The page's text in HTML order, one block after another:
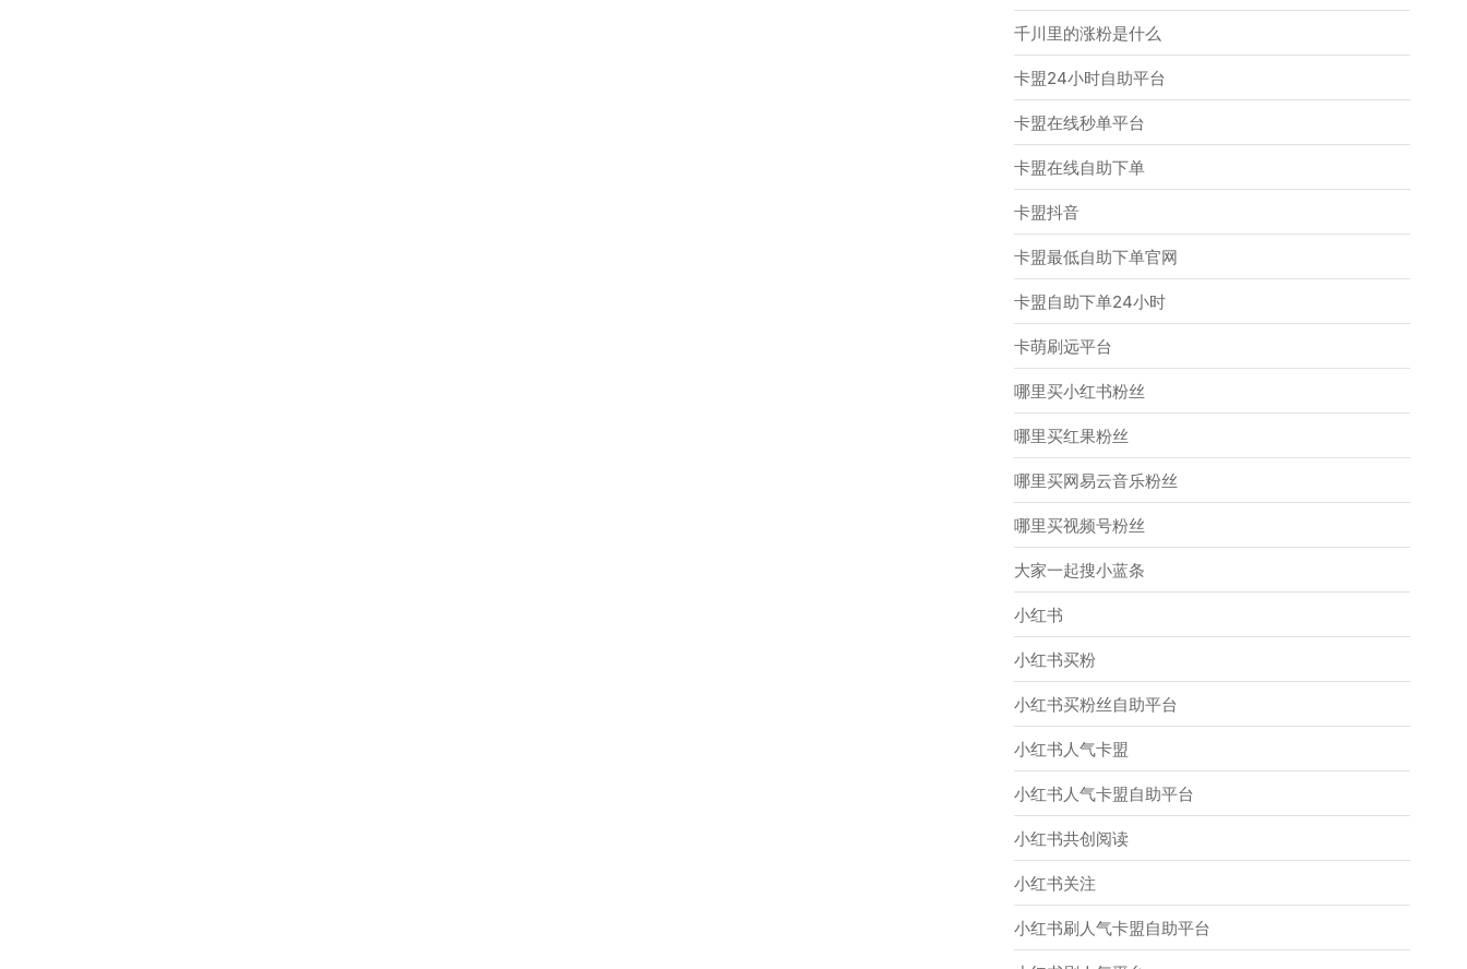
千川里的涨粉是什么
卡盟24小时自助平台
卡盟在线秒单平台
卡盟在线自助下单
卡盟抖音
卡盟最低自助下单官网
卡盟自助下单24小时
卡萌刷远平台
哪里买小红书粉丝
哪里买红果粉丝
哪里买网易云音乐粉丝
哪里买视频号粉丝
大家一起搜小蓝条
小红书
小红书买粉
小红书买粉丝自助平台
小红书人气卡盟
小红书人气卡盟自助平台
小红书共创阅读
小红书关注
小红书刷人气卡盟自助平台